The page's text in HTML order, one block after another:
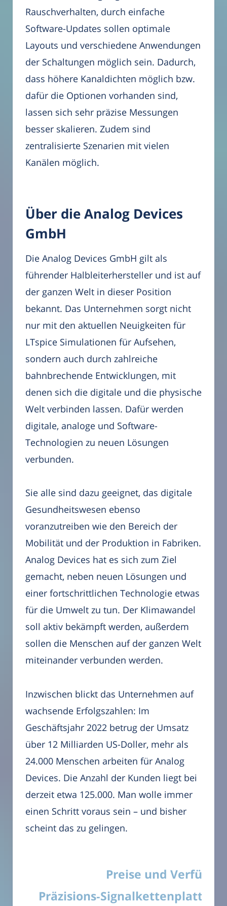
Rauschverhalten, durch einfache
Software-Updates sollen optimale
Layouts und verschiedene Anwendungen
der Schaltungen möglich sein. Dadurch,
dass höhere Kanaldichten möglich bzw.
dafür die Optionen vorhanden sind,
lassen sich sehr präzise Messungen
besser skalieren. Zudem sind
zentralisierte Szenarien mit vielen
Kanälen möglich.
Über die Analog Devices
GmbH
Die Analog Devices GmbH gilt als
führender Halbleiterhersteller und ist auf
der ganzen Welt in dieser Position
bekannt. Das Unternehmen sorgt nicht
nur mit den aktuellen Neuigkeiten für
LTspice Simulationen für Aufsehen,
sondern auch durch zahlreiche
bahnbrechende Entwicklungen, mit
denen sich die digitale und die physische
Welt verbinden lassen. Dafür werden
digitale, analoge und Software-
Technologien zu neuen Lösungen
verbunden.
Sie alle sind dazu geeignet, das digitale
Gesundheitswesen ebenso
voranzutreiben wie den Bereich der
Mobilität und der Produktion in Fabriken.
Analog Devices hat es sich zum Ziel
gemacht, neben neuen Lösungen und
einer fortschrittlichen Technologie etwas
für die Umwelt zu tun. Der Klimawandel
soll aktiv bekämpft werden, außerdem
sollen die Menschen auf der ganzen Welt
miteinander verbunden werden.
Inzwischen blickt das Unternehmen auf
wachsende Erfolgszahlen: Im
Geschäftsjahr 2022 betrug der Umsatz
über 12 Milliarden US-Doller, mehr als
24.000 Menschen arbeiten für Analog
Devices. Die Anzahl der Kunden liegt bei
derzeit etwa 125.000. Man wolle immer
einen Schritt voraus sein – und bisher
scheint das zu gelingen.
Preise und